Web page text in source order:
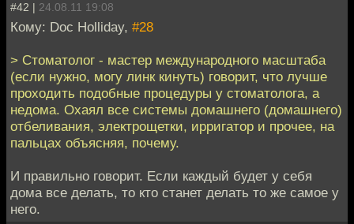
#42 | 24.08.11 19:08
Кому: Doc Holliday, #28
> Стоматолог - мастер международного масштаба
(если нужно, могу линк кинуть) говорит, что лучше
проходить подобные процедуры у стоматолога, а
недома. Охаял все системы домашнего (домашнего)
отбеливания, электрощетки, ирригатор и прочее, на
пальцах объясняя, почему.
И правильно говорит. Если каждый будет у себя
дома все делать, то кто станет делать то же самое у
него.